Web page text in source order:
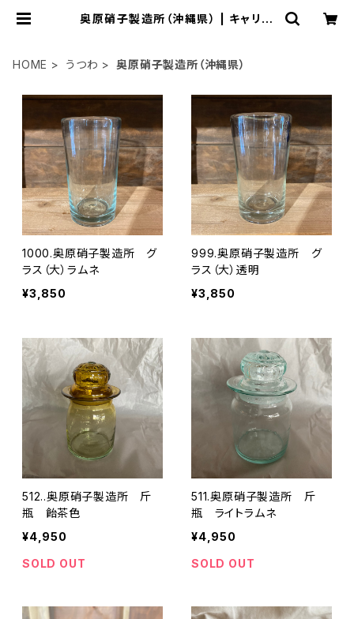
奥原硝子製造所（沖縄県） | キャリー
HOME うつわ 奥原硝子製造所（沖縄県）
1000.奥原硝子製造所 グ
ラス（大）ラムネ
¥3,850
999.奥原硝子製造所 グ
ラス（大）透明
¥3,850
512..奥原硝子製造所 斤
瓶 飴茶色
¥4,950
SOLD OUT
511.奥原硝子製造所 斤
瓶 ライトラムネ
¥4,950
SOLD OUT